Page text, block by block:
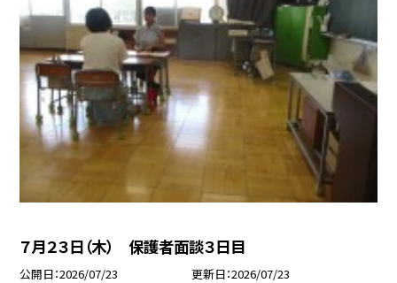
７月２３日（木） 保護者面談３日目
公開日 2026/07/23 更新日 2026/07/23